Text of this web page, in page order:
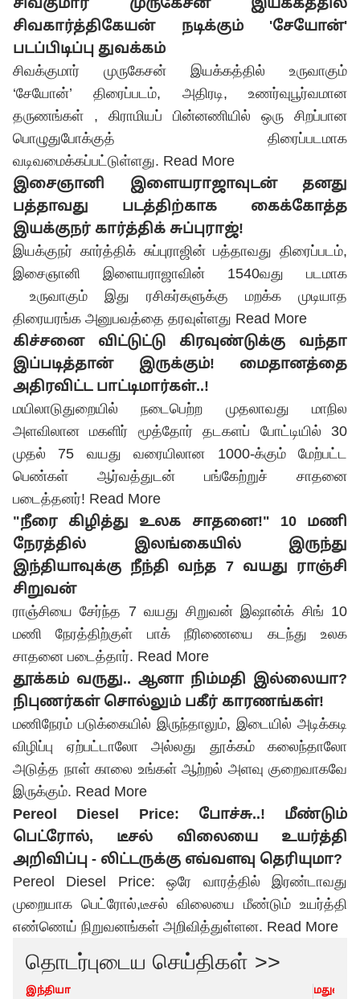
சிவகுமார் முருகேசன் இயக்கத்தில்
சிவகார்த்திகேயன் நடிக்கும் 'சேயோன்'
படப்பிடிப்பு துவக்கம்
சிவக்குமார் முருகேசன் இயக்கத்தில் உருவாகும்
‘சேயோன்’ திரைப்படம், அதிரடி, உணர்வுபூர்வமான
தருணங்கள் , கிராமியப் பின்னணியில் ஒரு சிறப்பான
பொழுதுபோக்குத் திரைப்படமாக
வடிவமைக்கப்பட்டுள்ளது. Read More
இசைஞானி இளையராஜாவுடன் தனது
பத்தாவது படத்திற்காக கைக்கோத்த
இயக்குநர் கார்த்திக் சுப்புராஜ்!
இயக்குநர் கார்த்திக் சுப்புராஜின் பத்தாவது திரைப்படம்,
இசைஞானி இளையராஜாவின் 1540வது படமாக
உருவாகும் இது ரசிகர்களுக்கு மறக்க முடியாத
திரையரங்க அனுபவத்தை தரவுள்ளது Read More
கிச்சனை விட்டுட்டு கிரவுண்டுக்கு வந்தா
இப்படித்தான் இருக்கும்! மைதானத்தை
அதிரவிட்ட பாட்டிமார்கள்..!
மயிலாடுதுறையில் நடைபெற்ற முதலாவது மாநில
அளவிலான மகளிர் மூத்தோர் தடகளப் போட்டியில் 30
முதல் 75 வயது வரையிலான 1000-க்கும் மேற்பட்ட
பெண்கள் ஆர்வத்துடன் பங்கேற்றுச் சாதனை
படைத்தனர்! Read More
"நீரை கிழித்து உலக சாதனை!" 10 மணி
நேரத்தில் இலங்கையில் இருந்து
இந்தியாவுக்கு நீந்தி வந்த 7 வயது ராஞ்சி
சிறுவன்
ராஞ்சியை சேர்ந்த 7 வயது சிறுவன் இஷான்க் சிங் 10
மணி நேரத்திற்குள் பாக் நீரிணையை கடந்து உலக
சாதனை படைத்தார். Read More
தூக்கம் வருது.. ஆனா நிம்மதி இல்லையா?
நிபுணர்கள் சொல்லும் பகீர் காரணங்கள்!
மணிநேரம் படுக்கையில் இருந்தாலும், இடையில் அடிக்கடி
விழிப்பு ஏற்பட்டாலோ அல்லது தூக்கம் கலைந்தாலோ
அடுத்த நாள் காலை உங்கள் ஆற்றல் அளவு குறைவாகவே
இருக்கும். Read More
Pereol Diesel Price: போச்சு..! மீண்டும்
பெட்ரோல், டீசல் விலையை உயர்த்தி
அறிவிப்பு - லிட்டருக்கு எவ்வளவு தெரியுமா?
Pereol Diesel Price: ஒரே வாரத்தில் இரண்டாவது
முறையாக பெட்ரோல்,டீசல் விலையை மீண்டும் உயர்த்தி
எண்ணெய் நிறுவனங்கள் அறிவித்துள்ளன. Read More
தொடர்புடைய செய்திகள் >>
இந்தியா மதுரை